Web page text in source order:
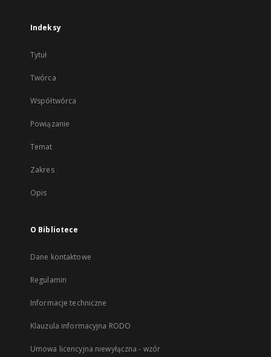
Indeksy
Tytuł
Twórca
Współtwórca
Powiązanie
Temat
Zakres
Opis
O Bibliotece
Dane kontaktowe
Regulamin
Informacje techniczne
Klauzula informacyjna RODO
Umowa licencyjna niewyłączna - wzór